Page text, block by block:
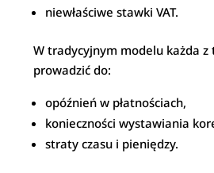
niewłaściwe stawki VAT.
W tradycyjnym modelu każda z
prowadzić do:
opóźnień w płatnościach,
konieczności wystawiania
straty czasu i pieniędzy.